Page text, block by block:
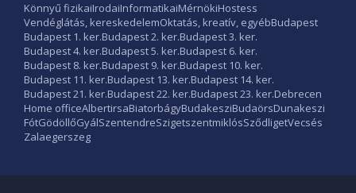
Könnyű fizikaiIrodaiInformatikaiMérnökiHostess
Vendéglátás, kereskedelemOktatás, kreatív, egyébBudapest
Budapest 1. ker.Budapest 2. ker.Budapest 3. ker.
Budapest 4. ker.Budapest 5. ker.Budapest 6. ker.
Budapest 8. ker.Budapest 9. ker.Budapest 10. ker.
Budapest 11. ker.Budapest 13. ker.Budapest 14. ker.
Budapest 21. ker.Budapest 22. ker.Budapest 23. ker.Debrecen
Home officeAlbertirsaBiatorbágyBudakesziBudaörsDunakeszi
FótGödöllőGyálSzentendreSzigetszentmiklósSződligetVecsés
Zalaegerszeg